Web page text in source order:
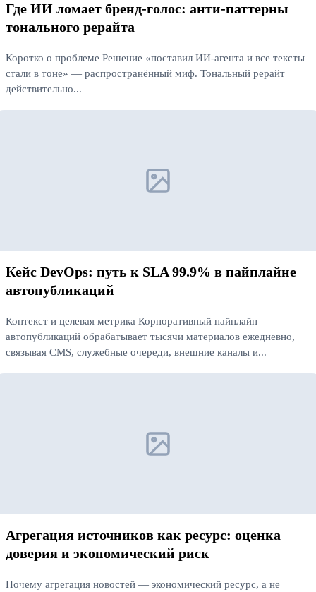
Где ИИ ломает бренд‑голос: анти‑паттерны
тонального рерайта
Коротко о проблеме Решение «поставил ИИ‑агента и все тексты
стали в тоне» — распространённый миф. Тональный рерайт
действительно...
Кейс DevOps: путь к SLA 99.9% в пайплайне
автопубликаций
Контекст и целевая метрика Корпоративный пайплайн
автопубликаций обрабатывает тысячи материалов ежедневно,
связывая CMS, служебные очереди, внешние каналы и...
Агрегация источников как ресурс: оценка
доверия и экономический риск
Почему агрегация новостей — экономический ресурс, а не